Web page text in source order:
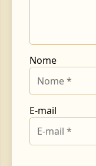
Nome
E-mail